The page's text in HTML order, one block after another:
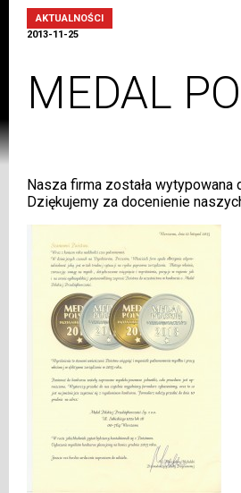
AKTUALNOŚCI
2013-11-25
MEDAL
Nasza firma została
Dziękujemy za docenienie